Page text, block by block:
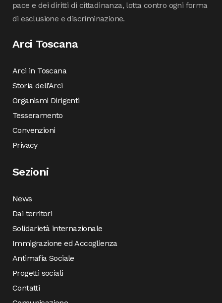
pace e dei diritti di cittadinanza, lotta contro ogni forma
di esclusione e discriminazione.
Arci Toscana
Arci in Toscana
Storia dell’Arci
Organismi Dirigenti
Tesseramento
Convenzioni
Privacy
Sezioni
News
Dai territori
Solidarietà internazionale
Immigrazione ed Accoglienza
Antimafia Sociale
Progetti sociali
Contatti